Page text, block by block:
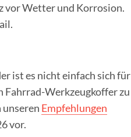
vor Wetter und Korrosion.
ist es nicht einfach sich für
Fahrrad-Werkzeugkoffer zu
Empfehlungen
vor.